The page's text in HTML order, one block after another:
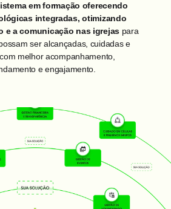
em formação oferecendo
integradas, otimizando
e a comunicação nas igrejas para
ser alcançadas, cuidadas e
melhor acompanhamento,
e engajamento.